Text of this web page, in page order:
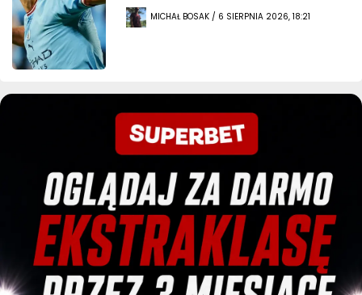
MICHAŁ BOSAK / 6 SIERPNIA 2026, 18:21